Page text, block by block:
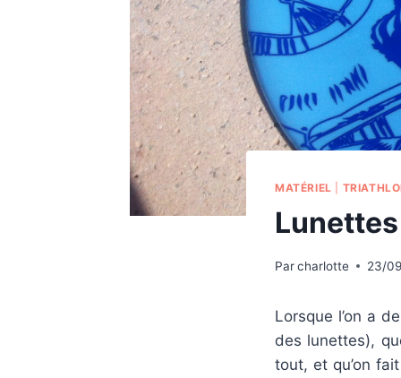
MATÉRIEL
Parcharlotte 23/
Lorsque l’on a
des lunettes),
tout, et qu’on